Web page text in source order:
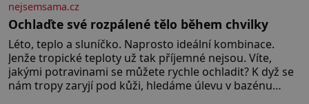
nejsemsama.cz
Ochlaďte své rozpálené tělo během chvilky
Léto, teplo a sluníčko. Naprosto ideální kombinace.
Jenže tropické teploty už tak příjemné nejsou. Víte,
jakými potravinami se můžete rychle ochladit? K dyž se
nám tropy zaryjí pod kůži, hledáme úlevu v bazénu